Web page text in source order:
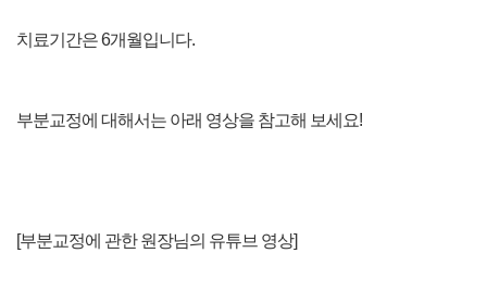
치료기간은 6개월입니다.
부분교정에 대해서는 아래 영상을 참고해 보세요!
[부분교정에 관한 원장님의 유튜브 영상]